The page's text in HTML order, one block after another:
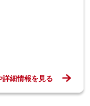
詳細情報を見る